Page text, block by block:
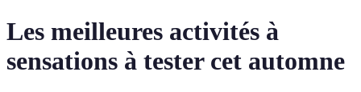
Les meilleures activités à
sensations à tester cet automne